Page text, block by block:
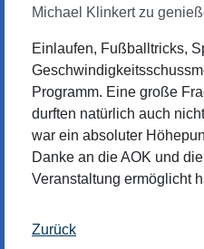
Michael Klinkert zu
Einlaufen, Fußballtricks,
Programm. Eine große
durften natürlich auch
war ein absoluter
Danke an die AOK und
Veranstaltung ermöglicht
Zurück